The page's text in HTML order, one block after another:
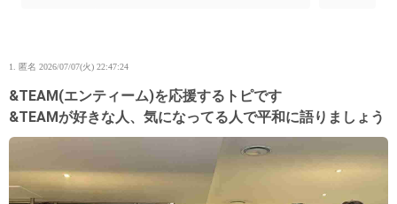
1. 匿名 2026/07/07(火) 22:47:24
&TEAM(エンティーム)を応援するトピです
&TEAMが好きな人、気になってる人で平和に語りましょう